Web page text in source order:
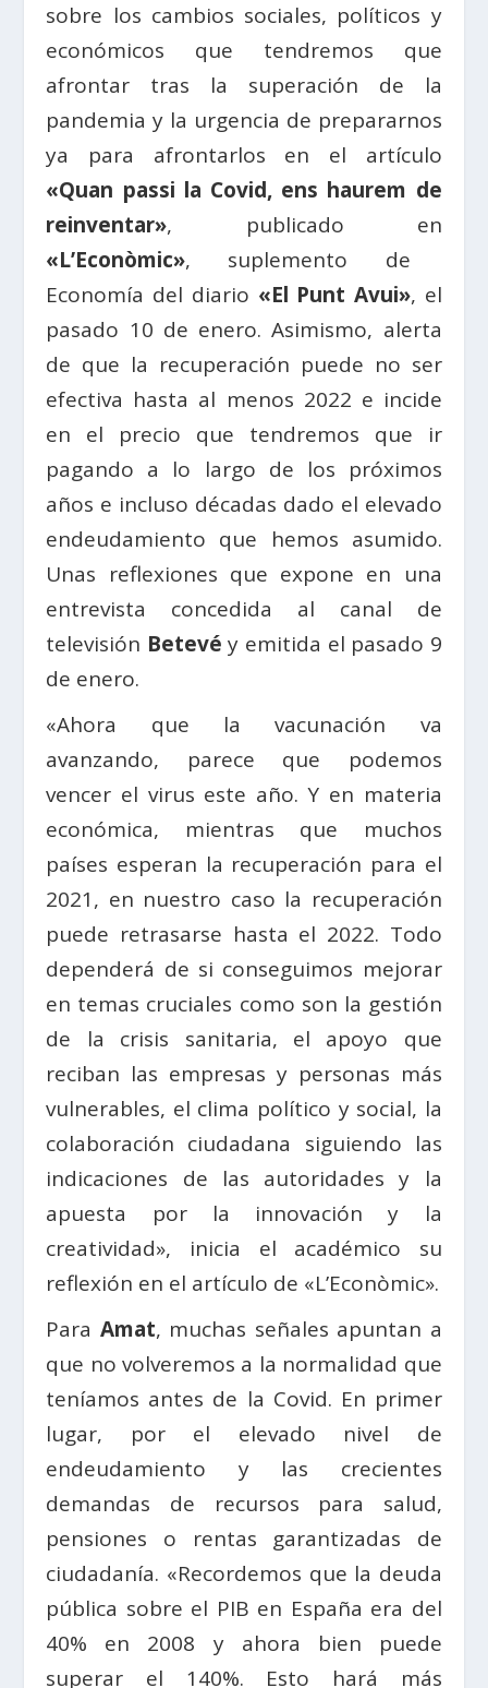
sobre los cambios sociales, políticos y
económicos que tendremos que
afrontar tras la superación de la
pandemia y la urgencia de prepararnos
ya para afrontarlos en el artículo
«Quan passi la Covid, ens haurem de
reinventar», publicado en
«L’Econòmic», suplemento de
Economía del diario «El Punt Avui», el
pasado 10 de enero. Asimismo, alerta
de que la recuperación puede no ser
efectiva hasta al menos 2022 e incide
en el precio que tendremos que ir
pagando a lo largo de los próximos
años e incluso décadas dado el elevado
endeudamiento que hemos asumido.
Unas reflexiones que expone en una
entrevista concedida al canal de
televisión Betevé y emitida el pasado 9
de enero.
«Ahora que la vacunación va
avanzando, parece que podemos
vencer el virus este año. Y en materia
económica, mientras que muchos
países esperan la recuperación para el
2021, en nuestro caso la recuperación
puede retrasarse hasta el 2022. Todo
dependerá de si conseguimos mejorar
en temas cruciales como son la gestión
de la crisis sanitaria, el apoyo que
reciban las empresas y personas más
vulnerables, el clima político y social, la
colaboración ciudadana siguiendo las
indicaciones de las autoridades y la
apuesta por la innovación y la
creatividad», inicia el académico su
reflexión en el artículo de «L’Econòmic».
Para Amat, muchas señales apuntan a
que no volveremos a la normalidad que
teníamos antes de la Covid. En primer
lugar, por el elevado nivel de
endeudamiento y las crecientes
demandas de recursos para salud,
pensiones o rentas garantizadas de
ciudadanía. «Recordemos que la deuda
pública sobre el PIB en España era del
40% en 2008 y ahora bien puede
superar el 140%. Esto hará más